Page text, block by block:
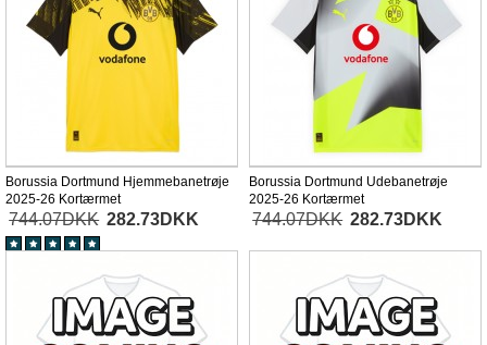
Borussia Dortmund Hjemmebanetrøje
2025-26 Kortærmet
744.07DKK 282.73DKK
Borussia Dortmund Udebanetrøje
2025-26 Kortærmet
744.07DKK 282.73DKK